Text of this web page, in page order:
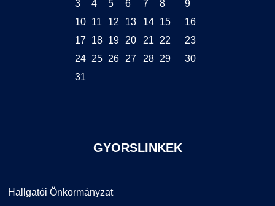
3
4 5 6 7 8
9
10
11 12 13 14 15
16
17
18 19 20 21 22
23
24
25 26 27 28 29
30
31
GYORSLINKEK
Hallgatói Önkormányzat